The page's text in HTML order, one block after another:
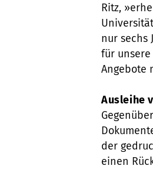
Ritz,
nur sechs
für
Angebote
Ausleihe
der
einen